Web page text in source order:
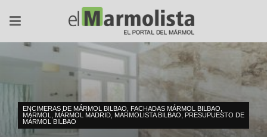
ENCIMERAS DE MÁRMOL BILBAO FACHADAS MÁRMOL BILBAO
MÁRMOL
MÁRMOL MADRID MARMOLISTA BILBAO
PRESUPUESTO DE
MÁRMOL BILBAO